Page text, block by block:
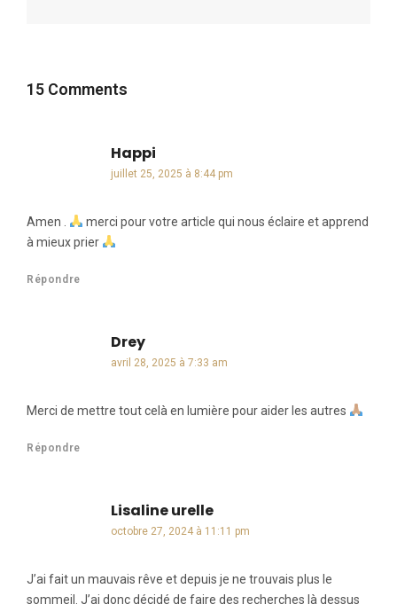
15 Comments
Happi
juillet 25, 2025 à 8:44 pm
Amen .
merci pour votre article qui nous éclaire et apprend
à mieux prier
Répondre
Dreydit :
avril 28, 2025 à 7:33 am
Merci de mettre tout celà en lumière pour aider les autres
Répondre
Lisaline urelledit :
octobre 27, 2024 à 11:11 pm
J’ai fait un mauvais rêve et depuis je ne trouvais plus le
sommeil. J’ai donc décidé de faire des recherches là dessus